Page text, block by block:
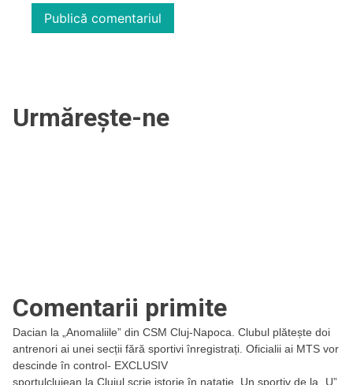
Urmărește-ne
Comentarii primite
Dacian la
„Anomaliile” din CSM Cluj-Napoca. Clubul plătește doi
antrenori ai unei secții fără sportivi înregistrați. Oficialii ai MTS vor
descinde în control- EXCLUSIV
sportulclujean la Clujul scrie istorie în natație. Un sportiv de la „U”